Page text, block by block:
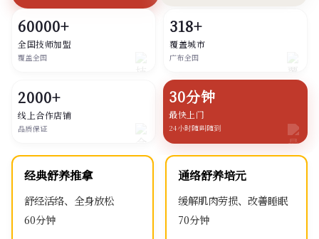
60000+
全国技师加盟
覆盖全国
318+
覆盖城市
广布全国
2000+
线上合作店铺
品质保证
30分钟
最快上门
24小时随叫随到
经典舒养推拿
舒经活络、全身放松
60分钟
通络舒养培元
缓解肌肉劳损、改善睡眠
70分钟